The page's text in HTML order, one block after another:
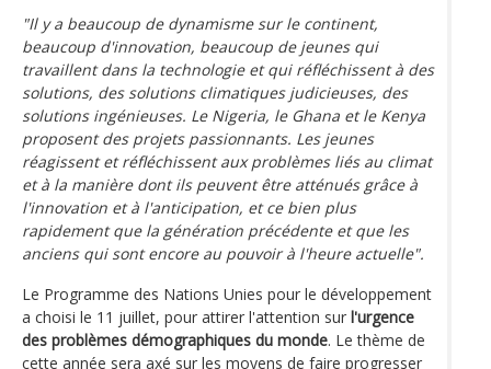
"Il y a beaucoup de dynamisme sur le continent,
beaucoup d'innovation, beaucoup de jeunes qui
travaillent dans la technologie et qui réfléchissent à des
solutions, des solutions climatiques judicieuses, des
solutions ingénieuses. Le Nigeria, le Ghana et le Kenya
proposent des projets passionnants. Les jeunes
réagissent et réfléchissent aux problèmes liés au climat
et à la manière dont ils peuvent être atténués grâce à
l'innovation et à l'anticipation, et ce bien plus
rapidement que la génération précédente et que les
anciens qui sont encore au pouvoir à l'heure actuelle".
Le Programme des Nations Unies pour le développement
a choisi le 11 juillet, pour attirer l'attention sur l'urgence
des problèmes démographiques du monde. Le thème de
cette année sera axé sur les moyens de faire progresser